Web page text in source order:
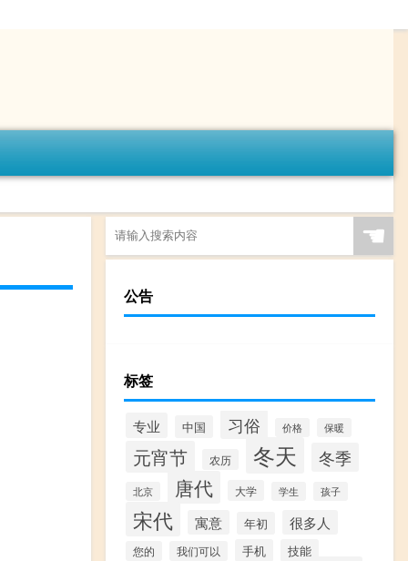
☚
公告
标签
专业 中国 习俗 价格 保暖
元宵节 农历 冬天 冬季
北京 唐代 大学 学生 孩子
宋代 寓意 年初 很多人
您的 我们可以 手机 技能